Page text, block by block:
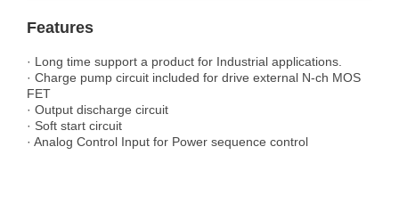
Features
· Long time support a product for Industrial applications.
· Charge pump circuit included for drive external N-ch MOS
FET
· Output discharge circuit
· Soft start circuit
· Analog Control Input for Power sequence control